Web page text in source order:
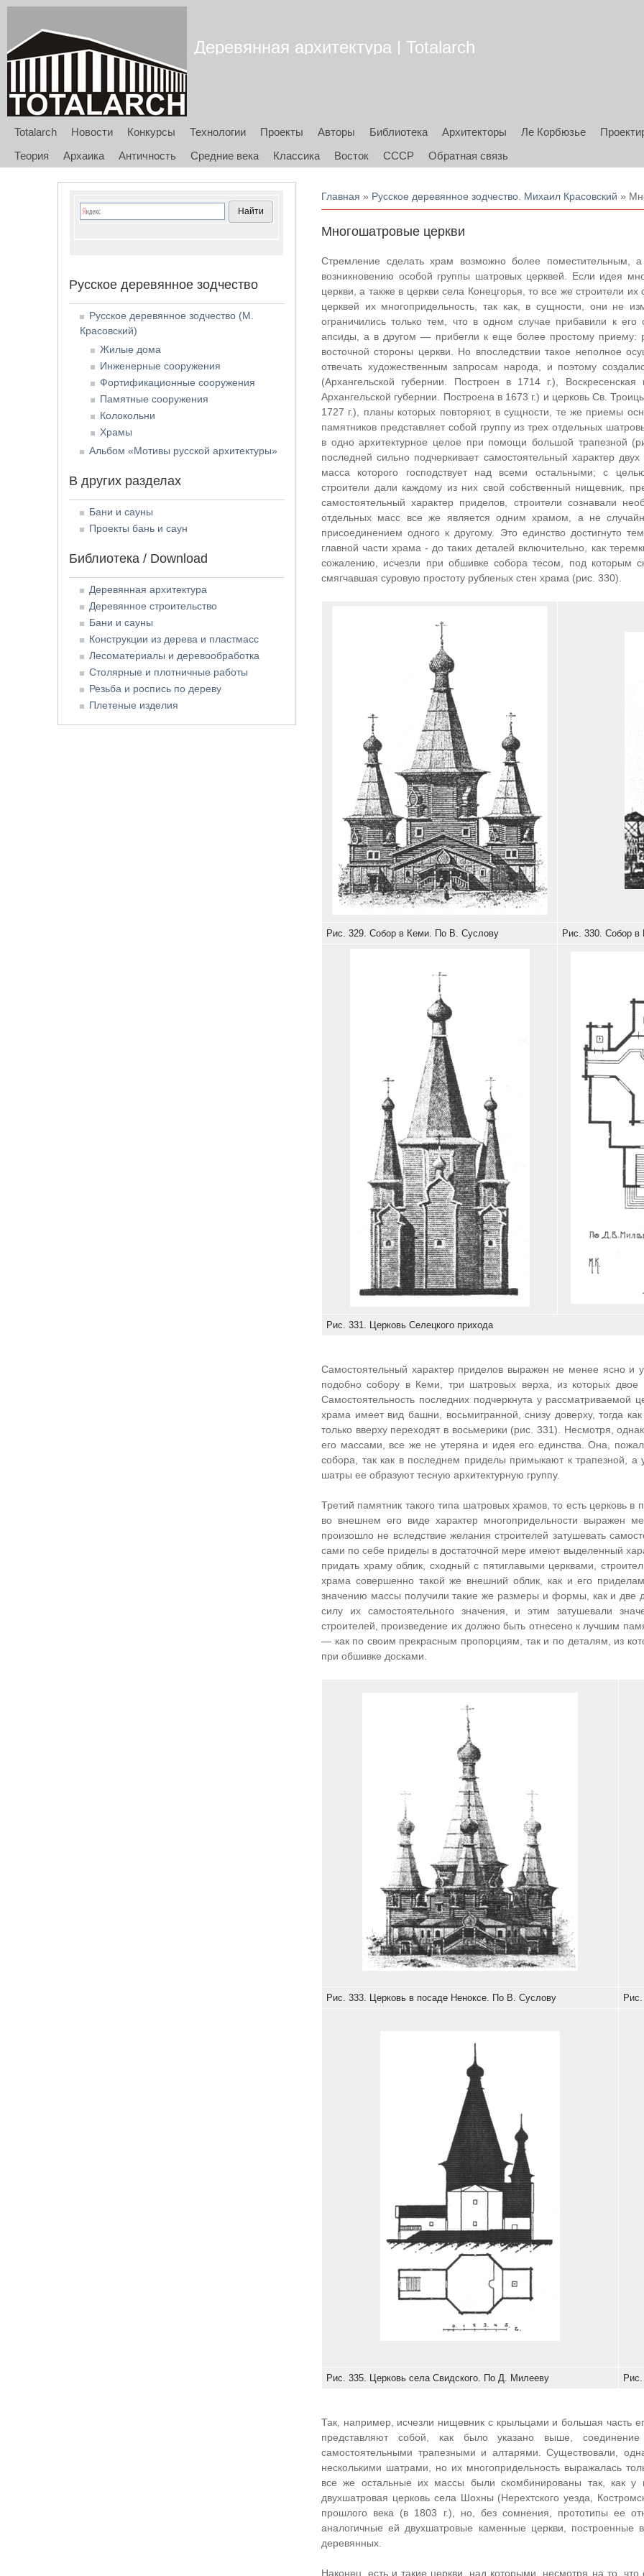
Деревянная архитектура | Totalarch
Totalarch Новости Конкурсы Технологии Проекты Авторы Библиотека Архитекторы Ле Корбюзье
Теория
Архаика Античность Средние века Классика Восток СССР Обратная связь
Вы здесь
Главная » Русское деревянное зодчество. Михаил Красовский »
Многошатровые церкви
Стремление сделать храм возможно более поместительным,
возникновению особой группы шатровых церквей. Если идея
церкви, а также в церкви села Конецгорья, то все же строители
церквей их многопридельность, так как, в сущности, они не
ограничились только тем, что в одном случае прибавили к
апсиды, а в другом — прибегли к еще более простому приему:
восточной стороны церкви. Но впоследствии такое неполное
отвечать художественным запросам народа, и поэтому
(Архангельской губернии. Построен в 1714 г.),
Архангельской губернии. Построена в 1673 г.) и церковь Св.
1727 г.), планы которых повторяют, в сущности, те же приемы
памятников представляет собой группу из трех отдельных
в одно архитектурное целое при помощи большой трапезной
последней сильно подчеркивает самостоятельный характер
масса которого господствует над всеми остальными; с
строители дали каждому из них свой собственный нищевник,
самостоятельный характер приделов, строители сознавали
отдельных масс все же является одним храмом, а не
присоединением одного к другому. Это единство достигнуто
главной части храма - до таких деталей включительно, как
сожалению, исчезли при обшивке собора тесом, под которым
смягчавшая суровую простоту рубленых стен храма (рис. 330).
Рис. 329. Собор в Кеми. По В. Суслову Рис. 330. Собор в
Рис. 331. Церковь Селецкого прихода
Самостоятельный характер приделов выражен не менее ясно и
подобно собору в Кеми, три шатровых верха, из которых
Самостоятельность последних подчеркнута у рассматриваемой
храма имеет вид башни, восьмигранной, снизу доверху, тогда
только вверху переходят в восьмерики (рис. 331). Несмотря,
его массами, все же не утеряна и идея его единства. Она,
собора, так как в последнем приделы примыкают к трапезной,
шатры ее образуют тесную архитектурную группу.
Третий памятник такого типа шатровых храмов, то есть церковь
во внешнем его виде характер многопридельности выражен
произошло не вследствие желания строителей затушевать
сами по себе приделы в достаточной мере имеют выделенный
придать храму облик, сходный с пятиглавыми церквами,
храма совершенно такой же внешний облик, как и его
значению массы получили такие же размеры и формы, как и две
силу их самостоятельного значения, и этим затушевали
строителей, произведение их должно быть отнесено к лучшим
— как по своим прекрасным пропорциям, так и по деталям, из
при обшивке досками.
Рис. 333. Церковь в посаде Неноксе. По В. Суслову
Рис. 335. Церковь села Свидского. По Д. Милееву
Так, например, исчезли нищевник с крыльцами и большая часть
представляют собой, как было указано выше,
самостоятельными трапезными и алтарями. Существовали,
несколькими шатрами, но их многопридельность выражалась
все же остальные их массы были скомбинированы так, как у
двухшатровая церковь села Шохны (Нерехтского уезда,
прошлого века (в 1803 г.), но, без сомнения, прототипы ее
аналогичные ей двухшатровые каменные церкви,
деревянных.
Наконец, есть и такие церкви, над которыми, несмотря на то,
Русское деревянное зодчество
Русское деревянное зодчество (М.
Красовский)
Жилые дома
Инженерные сооружения
Фортификационные сооружения
Памятные сооружения
Колокольни
Храмы
Альбом «Мотивы русской архитектуры»
В других разделах
Бани и сауны
Проекты бань и саун
Библиотека / Download
Деревянная архитектура
Деревянное строительство
Бани и сауны
Конструкции из дерева и пластмасс
Лесоматериалы и деревообработка
Столярные и плотничные работы
Резьба и роспись по дереву
Плетеные изделия